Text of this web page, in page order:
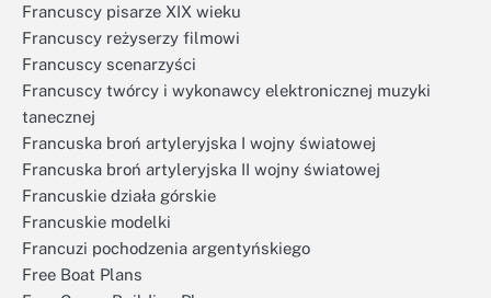
Francuscy pisarze XIX wieku
Francuscy reżyserzy filmowi
Francuscy scenarzyści
Francuscy twórcy i wykonawcy elektronicznej muzyki
tanecznej
Francuska broń artyleryjska I wojny światowej
Francuska broń artyleryjska II wojny światowej
Francuskie działa górskie
Francuskie modelki
Francuzi pochodzenia argentyńskiego
Free Boat Plans